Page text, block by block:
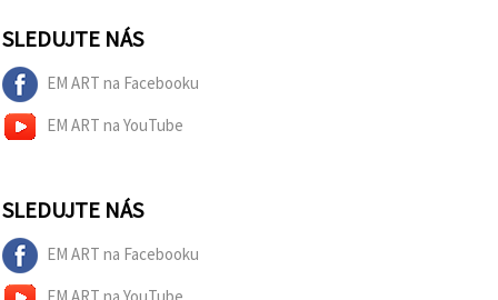
SLEDUJTE NÁS
EM ART na Facebooku
EM ART na YouTube
SLEDUJTE NÁS
EM ART na Facebooku
EM ART na YouTube